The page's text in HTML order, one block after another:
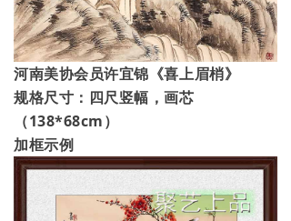
河南美协会员许宜锦《喜上眉梢》
规格尺寸：四尺竖幅，画芯
（138*68cm）
加框示例